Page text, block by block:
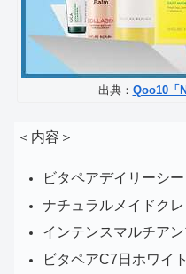
出典： Qoo10「
＜内容＞
ビタペアデイリーシ
ナチュラルメイドク
インテンスマルチア
ビタペアC7日ホワイ